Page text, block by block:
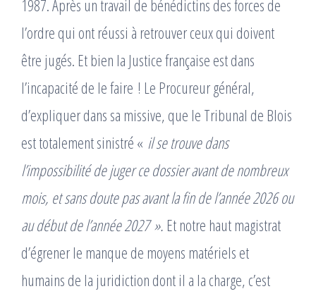
1987. Après un travail de bénédictins des forces de
l’ordre qui ont réussi à retrouver ceux qui doivent
être jugés. Et bien la Justice française est dans
l’incapacité de le faire ! Le Procureur général,
d’expliquer dans sa missive, que le Tribunal de Blois
est totalement sinistré « il se trouve dans
l’impossibilité de juger ce dossier avant de nombreux
mois, et sans doute pas avant la fin de l’année 2026 ou
au début de l’année 2027 ». Et notre haut magistrat
d’égrener le manque de moyens matériels et
humains de la juridiction dont il a la charge, c’est